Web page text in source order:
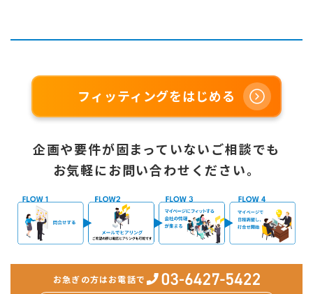
フィッティングをはじめる
企画や要件が固まっていないご相談でも
お気軽にお問い合わせください。
お急ぎの方はお電話で